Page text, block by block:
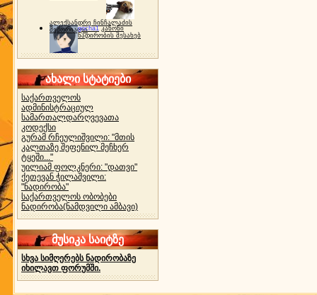
ალექსანდრე ჩინჩალაძის
მემორიალიgocha1 კანონი
ნადირობის შესახებ
ახალი სტატიები
საქართველოს
ადმინისტრაციულ
სამართალდარღვევათა
კოდექსი
გურამ რჩეულიშვილი: "მთის
კალთაზე შეფენილ მეჩხერ
ტყეში..."
უილიამ ფოლკნერი: "დათვი"
ქეთევან ჭილაშვილი:
"ნადირობა"
საქართველოს ობობები
ნადირობა(ნამდვილი ამბავი)
მუსიკა საიტზე
სხვა სიმღერებს ნადირობაზე
იხილავთ ფორუმში.